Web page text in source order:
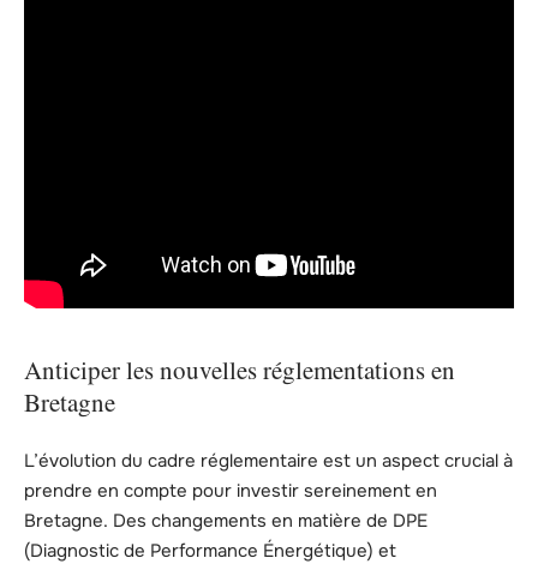
Anticiper les nouvelles réglementations en
Bretagne
L’évolution du cadre réglementaire est un aspect crucial à
prendre en compte pour investir sereinement en
Bretagne. Des changements en matière de DPE
(Diagnostic de Performance Énergétique) et